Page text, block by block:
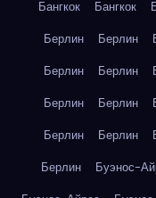
Бангкок Бангкок
Берлин
Берлин
Берлин
Берлин
Берлин
Берлин
Берлин
Берлин
Берлин
Буэнос-